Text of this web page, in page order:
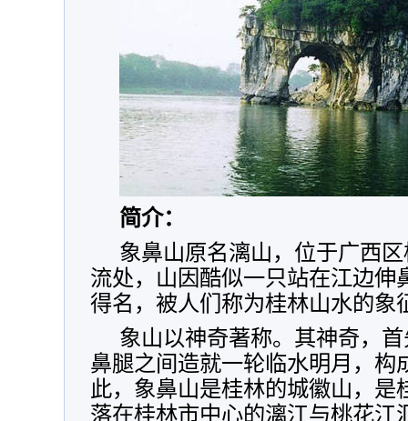
简介：
象鼻山原名漓山，位于广西
流处，山因酷似一只站在江边伸
得名，被人们称为桂林山水的象
象山以神奇著称。其神奇，
鼻腿之间造就一轮临水明月，构
此，象鼻山是桂林的城徽山，是
落在桂林市中心的漓江与桃花江